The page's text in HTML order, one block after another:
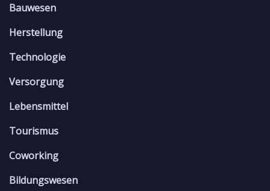
Bauwesen
Herstellung
Technologie
Versorgung
Lebensmittel
Tourismus
Coworking
Bildungswesen